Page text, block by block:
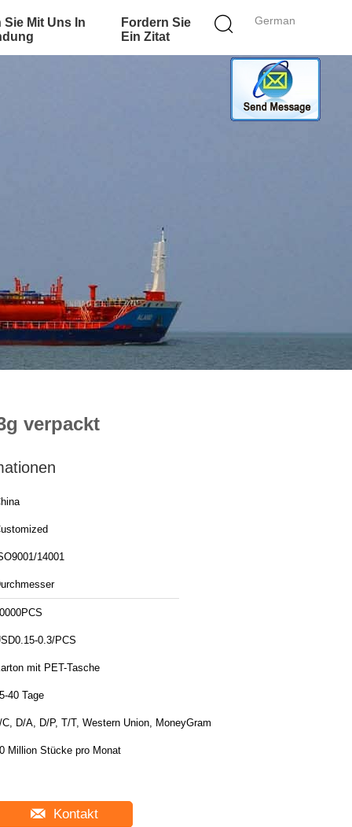
German
Sie Mit Uns In
Fordern Sie
Ein Zitat
verpackt
14001
0.3/PCS
mit PET-Tasche
40 Tage
C, D/A, D/P, T/T, Western Union, MoneyGram
Million Stücke pro Monat
Kontakt